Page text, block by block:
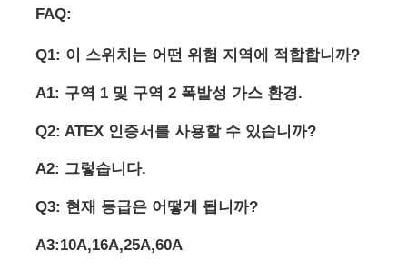
FAQ:
Q1: 이 스위치는 어떤 위험 지역에 적합합니까?
A1: 구역 1 및 구역 2 폭발성 가스 환경.
Q2: ATEX 인증서를 사용할 수 있습니까?
A2: 그렇습니다.
Q3: 현재 등급은 어떻게 됩니까?
A3:10A,16A,25A,60A